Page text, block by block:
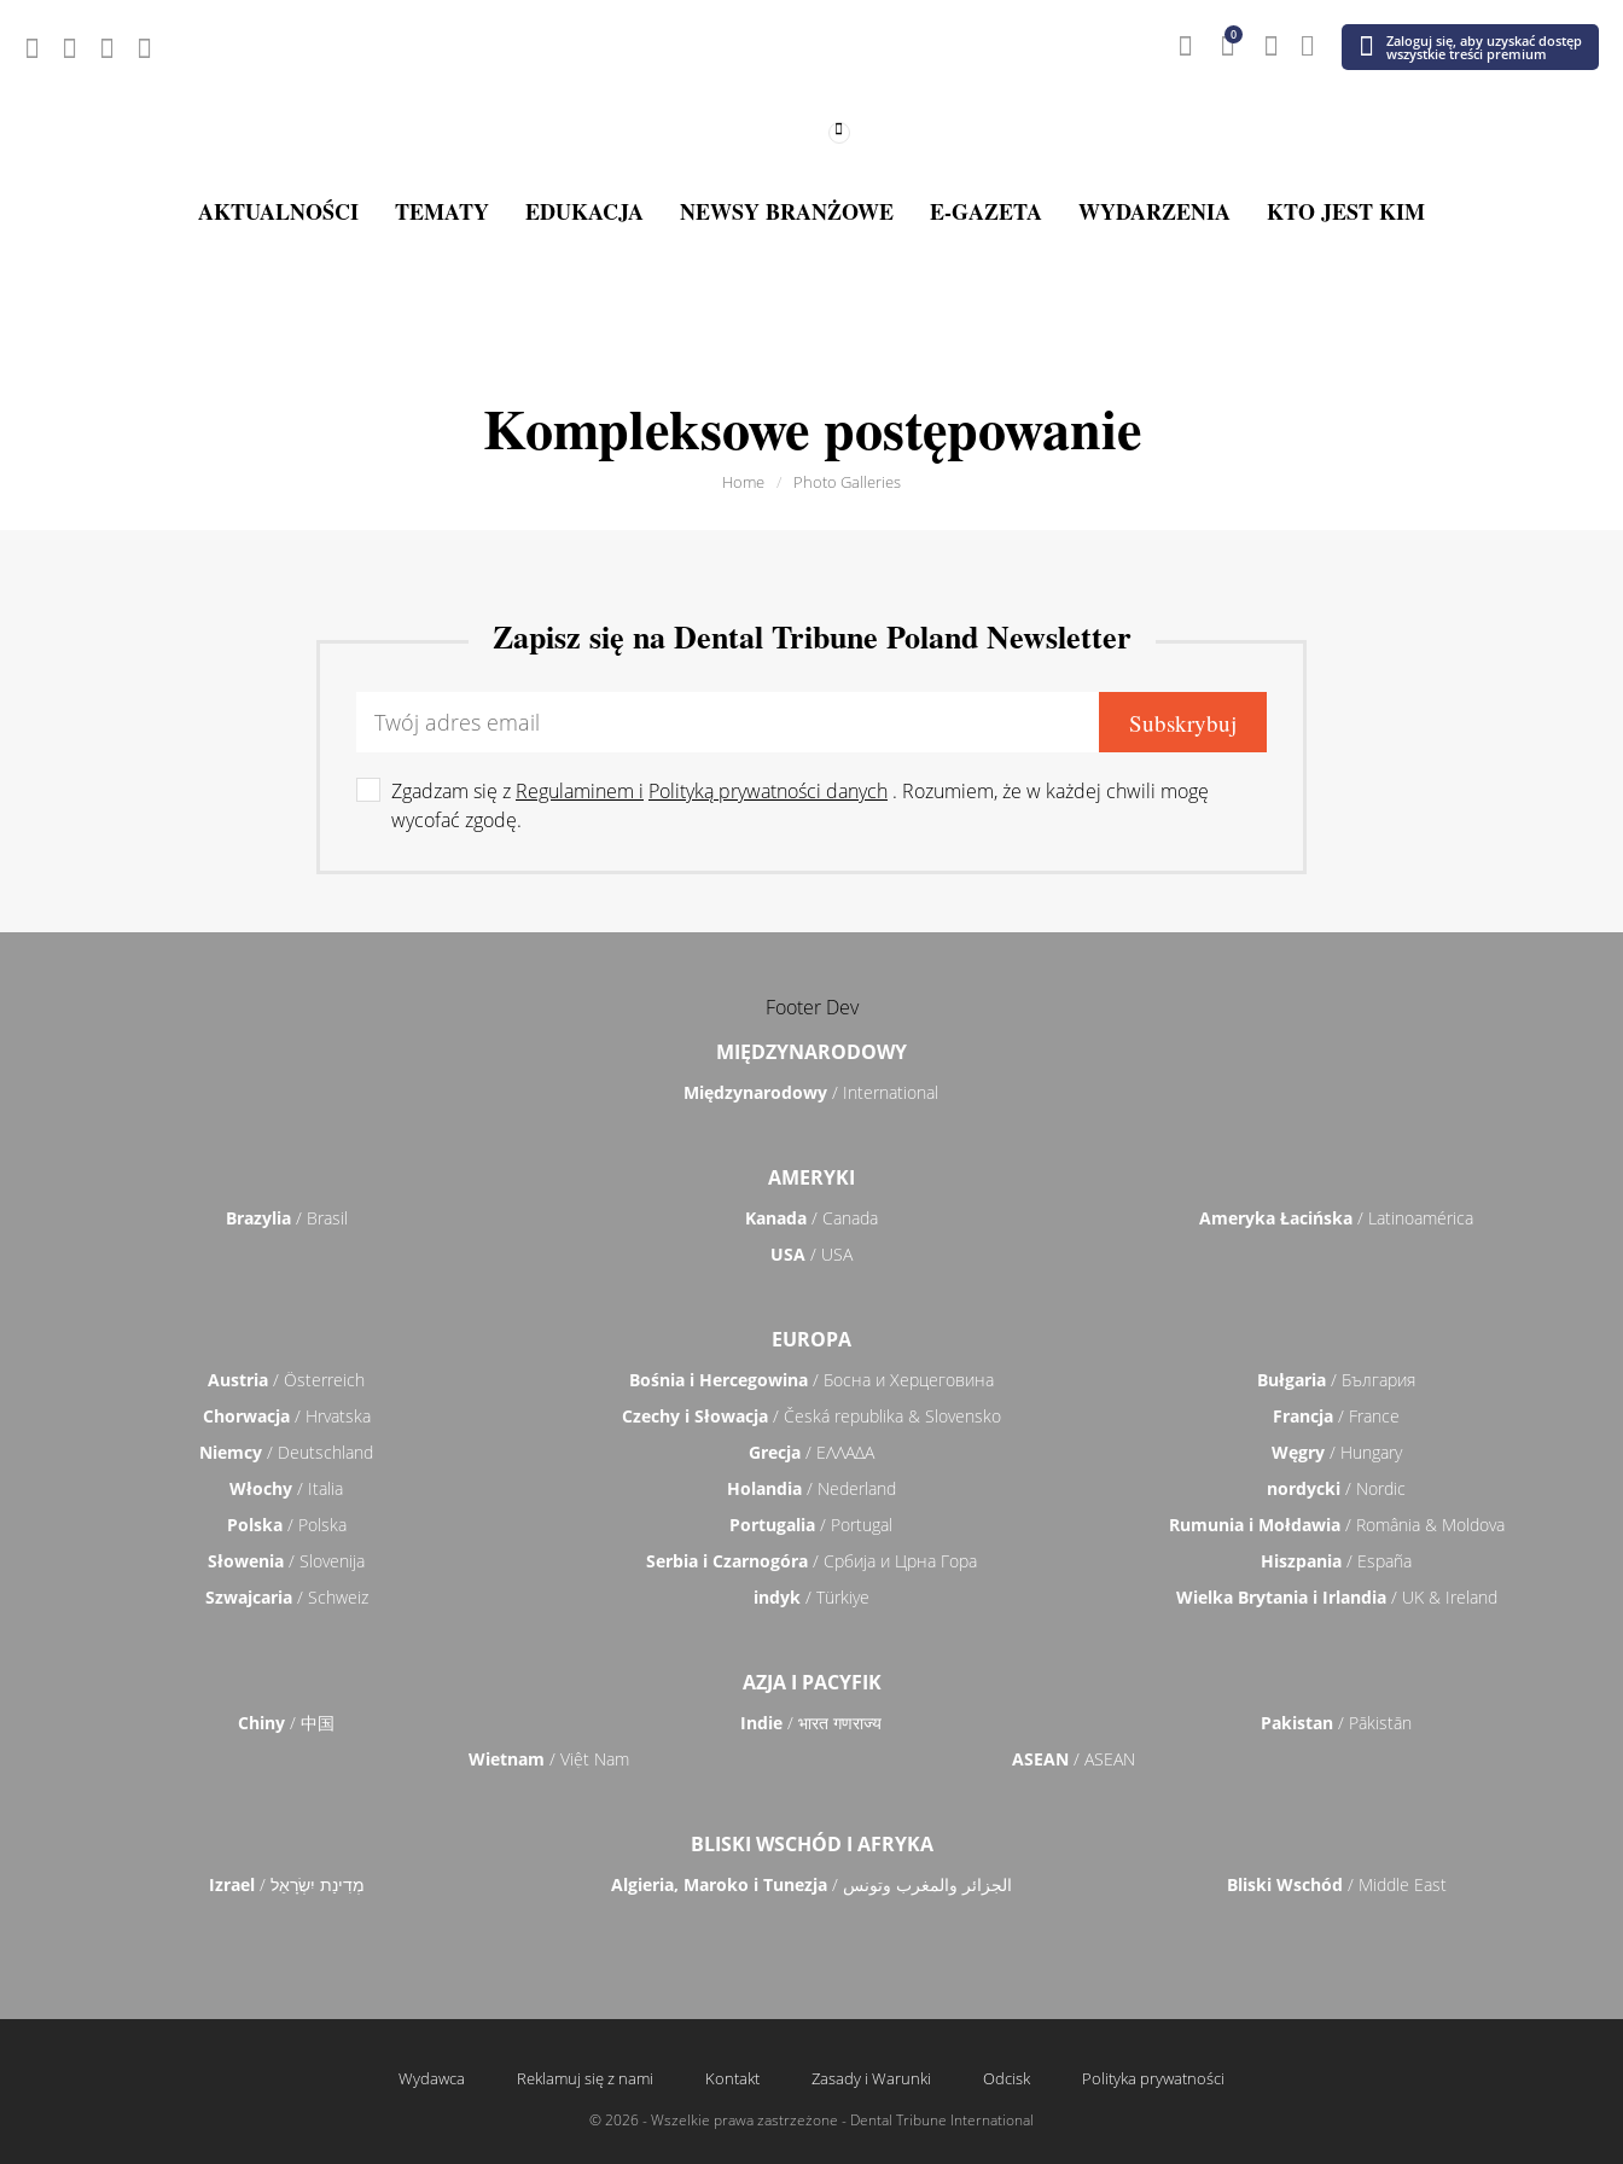
0 Zaloguj się, aby uzyskać dostęp
wszystkie treści premium
AKTUALNOŚCI TEMATY EDUKACJA NEWSY BRANŻOWE E-GAZETA WYDARZENIA KTO JEST KIM
Kompleksowe postępowanie
Home / Photo Galleries
Zapisz się na Dental Tribune Poland Newsletter
Zgadzam się z Regulaminem i Polityką prywatności danych . Rozumiem, że w każdej chwili mogę
wycofać zgodę.
Footer Dev
MIĘDZYNARODOWY
Międzynarodowy / International
AMERYKI
Brazylia/ Brasil Kanada/ Canada Ameryka Łacińska / Latinoamérica
USA/ USA
EUROPA
Austria / Österreich Bośnia i Hercegowina/ Босна и Херцеговина Bułgaria / България
Chorwacja/ Hrvatska Czechy i Słowacja/ Česká republika & Slovensko Francja / France
Niemcy / Deutschland Grecja/ ΕΛΛΑΔΑ Węgry/ Hungary
Włochy / Italia Holandia/ Nederland nordycki / Nordic
Polska/ Polska Portugalia / Portugal Rumunia i Mołdawia/ România & Moldova
Słowenia / Slovenija Serbia i Czarnogóra/ Србија и Црна Гора Hiszpania / España
Szwajcaria/ Schweiz indyk/ Türkiye Wielka Brytania i Irlandia/ UK & Ireland
AZJA I PACYFIK
Chiny / 中国 Indie / भारत गणराज्य Pakistan / Pākistān
Wietnam / Việt Nam ASEAN / ASEAN
BLISKI WSCHÓD I AFRYKA
Izrael / מְדִינַת יִשְׂרָאֵל Algieria, Maroko i Tunezja / الجزائر والمغرب وتونس Bliski Wschód / Middle East
Wydawca Reklamuj się z nami Kontakt Zasady i Warunki Odcisk Polityka prywatności
© 2026 - Wszelkie prawa zastrzeżone - Dental Tribune International